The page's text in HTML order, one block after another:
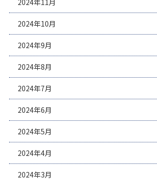
2024年11月
2024年10月
2024年9月
2024年8月
2024年7月
2024年6月
2024年5月
2024年4月
2024年3月